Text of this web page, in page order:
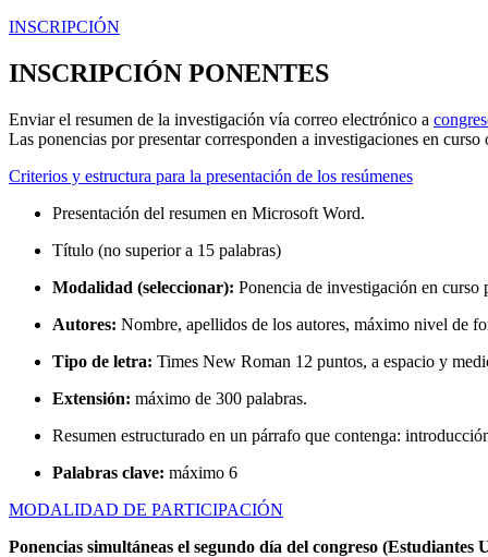
INSCRIPCIÓN
INSCRIPCIÓN PONENTES
Enviar el resumen de la investigación vía correo electrónico a
Las ponencias por presentar corresponden a investigaciones en curso
Criterios y estructura para la presentación de los resúmenes
Presentación del resumen en Microsoft Word.
Título (no superior a 15 palabras)
Modalidad (seleccionar): Ponencia de investigación en
Autores: Nombre, apellidos de los autores, máximo nivel de
Tipo de letra: Times New Roman 12 puntos, a espacio y
Extensión: máximo de 300 palabras.
Resumen estructurado en un párrafo que contenga:
Palabras clave: máximo 6
MODALIDAD DE PARTICIPACIÓN
Ponencias simultáneas el segundo día del congreso (Estudiantes